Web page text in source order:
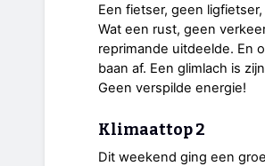
Een fietser, geen
Wat een rust, geen
reprimande uitdeelde. En
baan af. Een glimlach is
Geen verspilde energie!
Klimaattop 2
Dit weekend ging een